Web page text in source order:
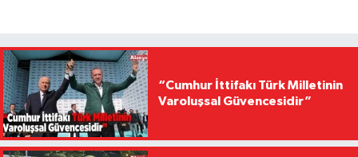
“Cumhur İttifakı Türk Milletinin
Varoluşsal Güvencesidir”